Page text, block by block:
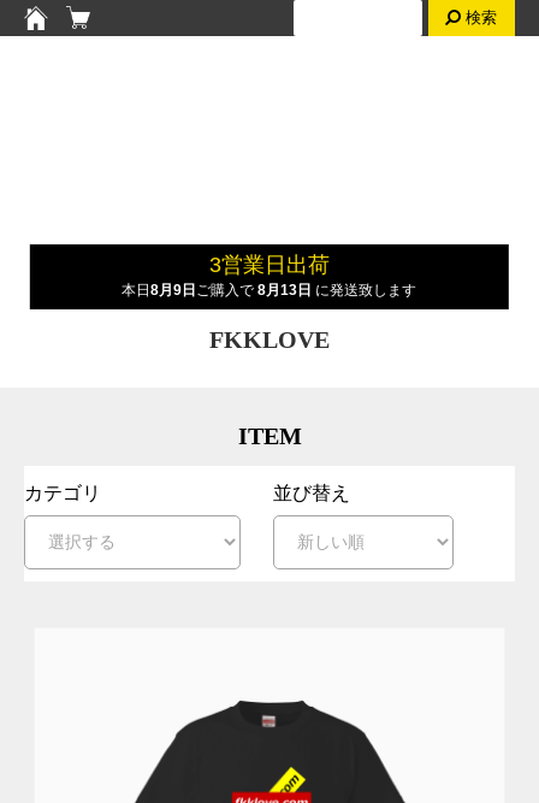
検索
3営業日出荷
本日8月9日 ご購入で 8月13日 に発送致します
FKKLOVE
ITEM
カテゴリ 並び替え